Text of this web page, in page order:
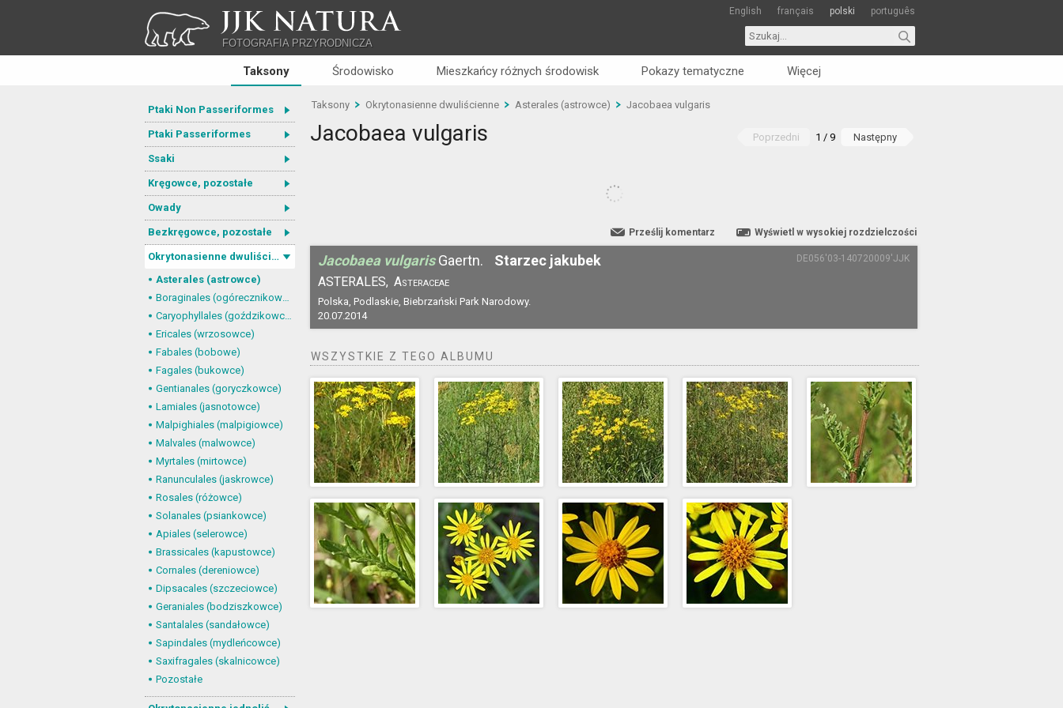
JJK NATURA
FOTOGRAFIA PRZYRODNICZA
English français polski português
Taksony Środowisko Mieszkańcy różnych środowisk Pokazy tematyczne Więcej
Ptaki Non Passeriformes
Ptaki Passeriformes
Ssaki
Kręgowce, pozostałe
Owady
Bezkręgowce, pozostałe
Okrytonasienne dwuliścienne
Asterales (astrowce)
Boraginales (ogórecznikowce)
Caryophyllales (goździkowce)
Ericales (wrzosowce)
Fabales (bobowe)
Fagales (bukowce)
Gentianales (goryczkowce)
Lamiales (jasnotowce)
Malpighiales (malpigiowce)
Malvales (malwowce)
Myrtales (mirtowce)
Ranunculales (jaskrowce)
Rosales (różowce)
Solanales (psiankowce)
Apiales (selerowce)
Brassicales (kapustowce)
Cornales (dereniowce)
Dipsacales (szczeciowce)
Geraniales (bodziszkowce)
Santalales (sandałowce)
Sapindales (mydleńcowce)
Saxifragales (skalnicowce)
Pozostałe
Taksony Okrytonasienne dwuliścienne Asterales (astrowce) Jacobaea vulgaris
Jacobaea vulgaris Poprzedni 1 / 9 Następny
Wyświetl w wysokiej rozdzielczości
Prześlij komentarz
Jacobaea vulgaris Gaertn. Starzec jakubek
ASTERALES, Asteraceae
Polska, Podlaskie, Biebrzański Park Narodowy.
20.07.2014
DE056'03-140720009'JJK
WSZYSTKIE Z TEGO ALBUMU